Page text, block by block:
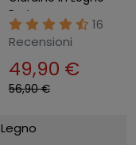
Portavso
Rettangolare da
balcone 80x40
16
Recensioni
49,90 €
56,90 €
Legno